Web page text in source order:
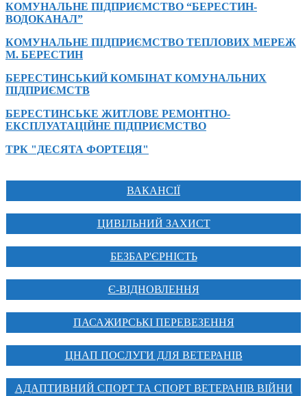
КОМУНАЛЬНЕ ПІДПРИЄМСТВО “БЕРЕСТИН-
ВОДОКАНАЛ”
КОМУНАЛЬНЕ ПІДПРИЄМСТВО ТЕПЛОВИХ МЕРЕЖ
М. БЕРЕСТИН
БЕРЕСТИНСЬКИЙ КОМБІНАТ КОМУНАЛЬНИХ
ПІДПРИЄМСТВ
БЕРЕСТИНСЬКЕ ЖИТЛОВЕ РЕМОНТНО-
ЕКСПЛУАТАЦІЙНЕ ПІДПРИЄМСТВО
ТРК "ДЕСЯТА ФОРТЕЦЯ"
ВАКАНСІЇ
ЦИВІЛЬНИЙ ЗАХИСТ
БЕЗБАР'ЄРНІСТЬ
Є-ВІДНОВЛЕННЯ
ПАСАЖИРСЬКІ ПЕРЕВЕЗЕННЯ
ЦНАП ПОСЛУГИ ДЛЯ ВЕТЕРАНІВ
АДАПТИВНИЙ СПОРТ ТА СПОРТ ВЕТЕРАНІВ ВІЙНИ